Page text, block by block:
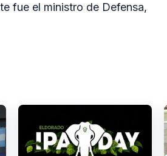
fue el ministro de Defensa,